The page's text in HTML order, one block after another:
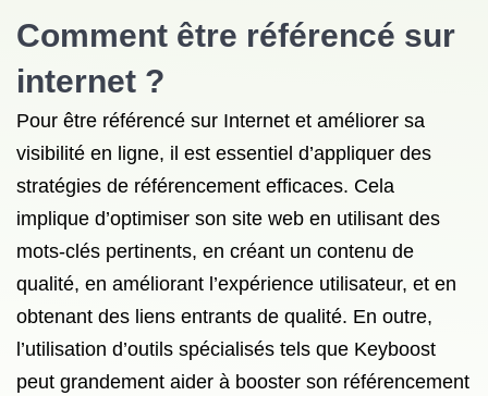
Comment être référencé sur
internet ?
Pour être référencé sur Internet et améliorer sa
visibilité en ligne, il est essentiel d’appliquer des
stratégies de référencement efficaces. Cela
implique d’optimiser son site web en utilisant des
mots-clés pertinents, en créant un contenu de
qualité, en améliorant l’expérience utilisateur, et en
obtenant des liens entrants de qualité. En outre,
l’utilisation d’outils spécialisés tels que Keyboost
peut grandement aider à booster son référencement